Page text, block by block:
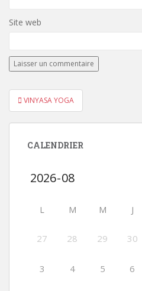
Site web
Navigation
de
l’article
VINYASA YOGA
CALENDRIER
L M M J
27 28 29 30
3 4 5 6